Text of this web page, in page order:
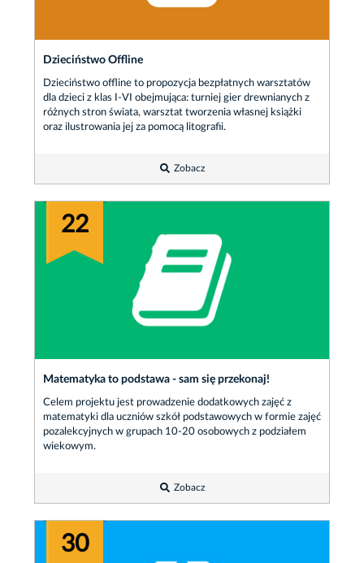
Dzieciństwo Offline
Dzieciństwo offline to propozycja bezpłatnych warsztatów
dla dzieci z klas I-VI obejmująca: turniej gier drewnianych z
różnych stron świata, warsztat tworzenia własnej książki
oraz ilustrowania jej za pomocą litografii.
Zobacz
22
Matematyka to podstawa - sam się przekonaj!
Celem projektu jest prowadzenie dodatkowych zajęć z
matematyki dla uczniów szkół podstawowych w formie zajęć
pozalekcyjnych w grupach 10-20 osobowych z podziałem
wiekowym.
Zobacz
30